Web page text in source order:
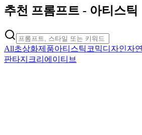
추천 프롬프트 - 아티스틱
All초상화제품아티스틱 코믹디자인자연
판타지 크리에이티브
artistic